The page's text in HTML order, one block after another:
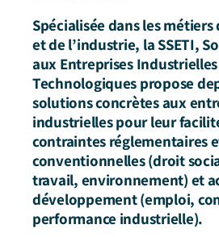
Spécialisée dans les
et de l’industrie, la SSETI,
aux Entreprises
Technologiques propose
solutions concrètes aux
industrielles pour leur
contraintes réglementaires
conventionnelles (droit
travail, environnement) et
développement (emploi,
performance industrielle).